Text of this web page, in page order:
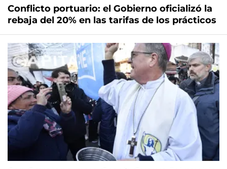
Conflicto portuario: el Gobierno oficializó la
rebaja del 20% en las tarifas de los prácticos